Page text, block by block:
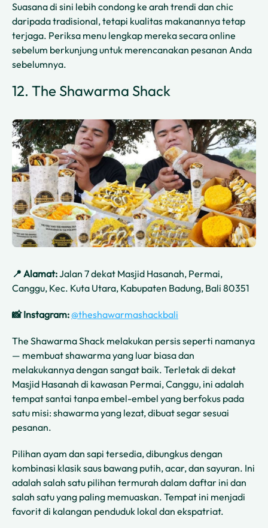
Suasana di sini lebih condong ke arah trendi dan chic
daripada tradisional, tetapi kualitas makanannya tetap
terjaga. Periksa menu lengkap mereka secara online
sebelum berkunjung untuk merencanakan pesanan Anda
sebelumnya.
12. The Shawarma Shack
📍 Alamat:Jalan 7 dekat Masjid Hasanah, Permai,
Canggu, Kec. Kuta Utara, Kabupaten Badung, Bali 80351
📸 Instagram:@theshawarmashackbali
The Shawarma Shack melakukan persis seperti namanya
— membuat shawarma yang luar biasa dan
melakukannya dengan sangat baik. Terletak di dekat
Masjid Hasanah di kawasan Permai, Canggu, ini adalah
tempat santai tanpa embel-embel yang berfokus pada
satu misi: shawarma yang lezat, dibuat segar sesuai
pesanan.
Pilihan ayam dan sapi tersedia, dibungkus dengan
kombinasi klasik saus bawang putih, acar, dan sayuran. Ini
adalah salah satu pilihan termurah dalam daftar ini dan
salah satu yang paling memuaskan. Tempat ini menjadi
favorit di kalangan penduduk lokal dan ekspatriat.